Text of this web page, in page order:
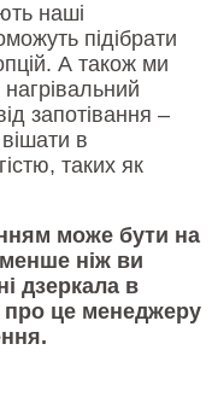
наші
підібрати
А також ми
запотівання –
в
таких як
може бути на
менше ніж ви
дзеркала в
про це менеджеру